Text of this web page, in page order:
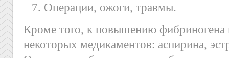
Операции, ожоги, травмы.
Кроме того, к повышению фибриногена
некоторых медикаментов: аспирина,